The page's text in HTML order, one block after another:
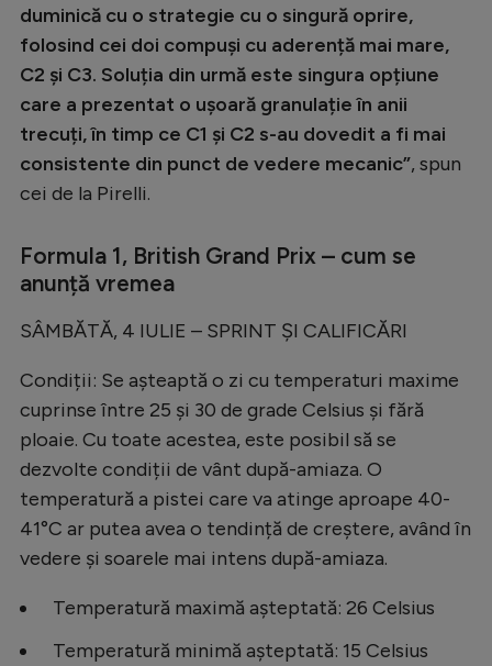
duminică cu o strategie cu o singură oprire,
folosind cei doi compuși cu aderență mai mare,
C2 și C3. Soluția din urmă este singura opțiune
care a prezentat o ușoară granulație în anii
trecuți, în timp ce C1 și C2 s-au dovedit a fi mai
consistente din punct de vedere mecanic”, spun
cei de la Pirelli.
Formula 1, British Grand Prix – cum se
anunță vremea
SÂMBĂTĂ, 4 IULIE – SPRINT ȘI CALIFICĂRI
Condiții: Se așteaptă o zi cu temperaturi maxime
cuprinse între 25 și 30 de grade Celsius și fără
ploaie. Cu toate acestea, este posibil să se
dezvolte condiții de vânt după-amiaza. O
temperatură a pistei care va atinge aproape 40-
41°C ar putea avea o tendință de creștere, având în
vedere și soarele mai intens după-amiaza.
Temperatură maximă așteptată: 26 Celsius
Temperatură minimă așteptată: 15 Celsius